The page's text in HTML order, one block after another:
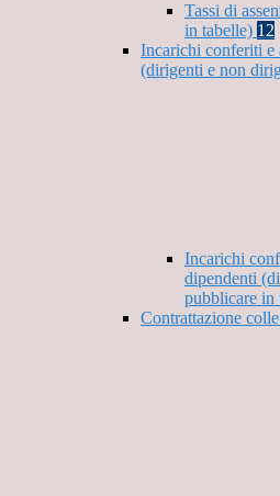
Tassi di
in tabelle) 12
Incarichi conferiti e
(dirigenti e non
Incarichi
dipendenti
pubblicare in
Contrattazione